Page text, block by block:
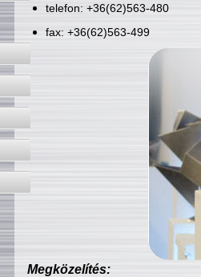
telefon: +36(62)563-480
fax: +36(62)563-499
Megközelítés: